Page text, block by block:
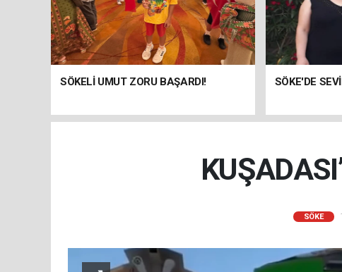
SÖKELİ UMUT ZORU BAŞARDI! SÖKE'DE
SÖKE